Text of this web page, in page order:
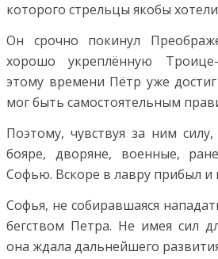
которого стрельцы якобы
Он срочно покинул
хорошо укреплённую
этому времени Пётр уже
мог быть самостоятельным
Поэтому, чувствуя за ним
бояре, дворяне, военные,
Софью. Вскоре в лавру прибыл и
Софья, не собиравшаяся
бегством Петра. Не имея сил
она ждала дальнейшего